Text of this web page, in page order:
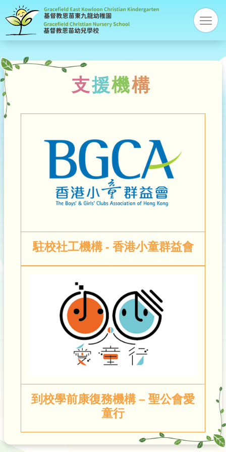
res
督
教
苗
稚
園
支援機構
駐校社工機構 - 香港小童群益會
到校學前康復務機構 – 聖公會愛
童行